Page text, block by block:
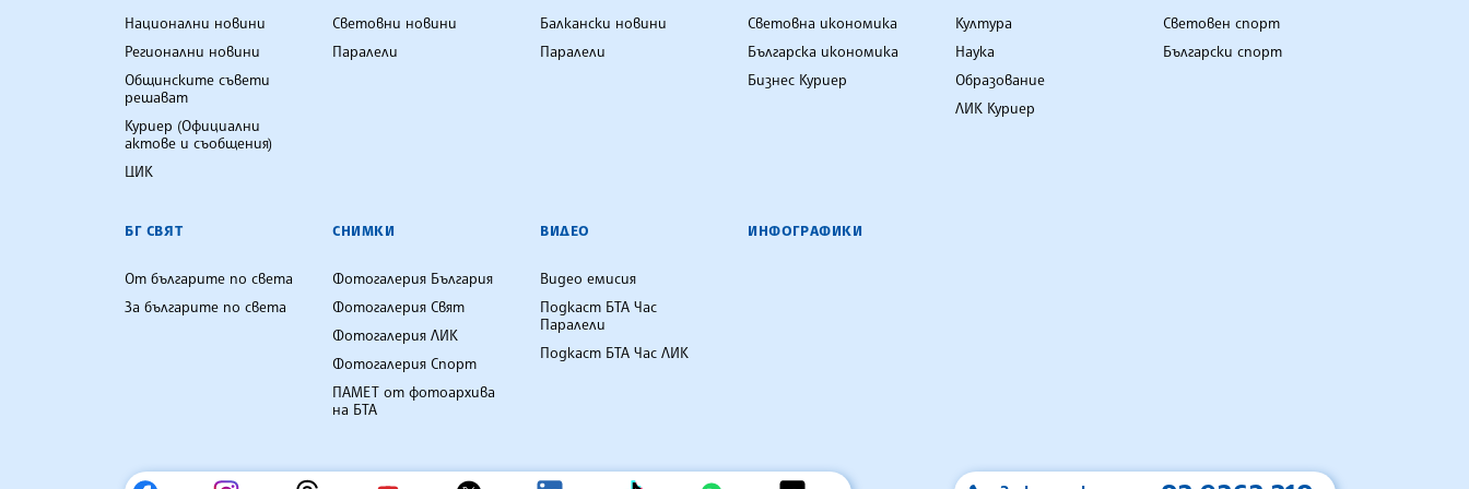
Национални новини
Регионални новини
Общинските съвети
решават
Куриер (Официални
актове и съобщения)
ЦИК
Световни новини
Паралели
Балкански новини
Паралели
Световна икономика
Българска икономика
Бизнес Куриер
Култура
Наука
Образование
ЛИК Куриер
Световен спорт
Български спорт
БГ СВЯТ
От българите по света
За българите по света
СНИМКИ
Фотогалерия България
Фотогалерия Свят
Фотогалерия ЛИК
Фотогалерия Спорт
ПАМЕТ от фотоархива
на БТА
ВИДЕО
Видео емисия
Подкаст БТА Час
Паралели
Подкаст БТА Час ЛИК
ИНФОГРАФИКИ